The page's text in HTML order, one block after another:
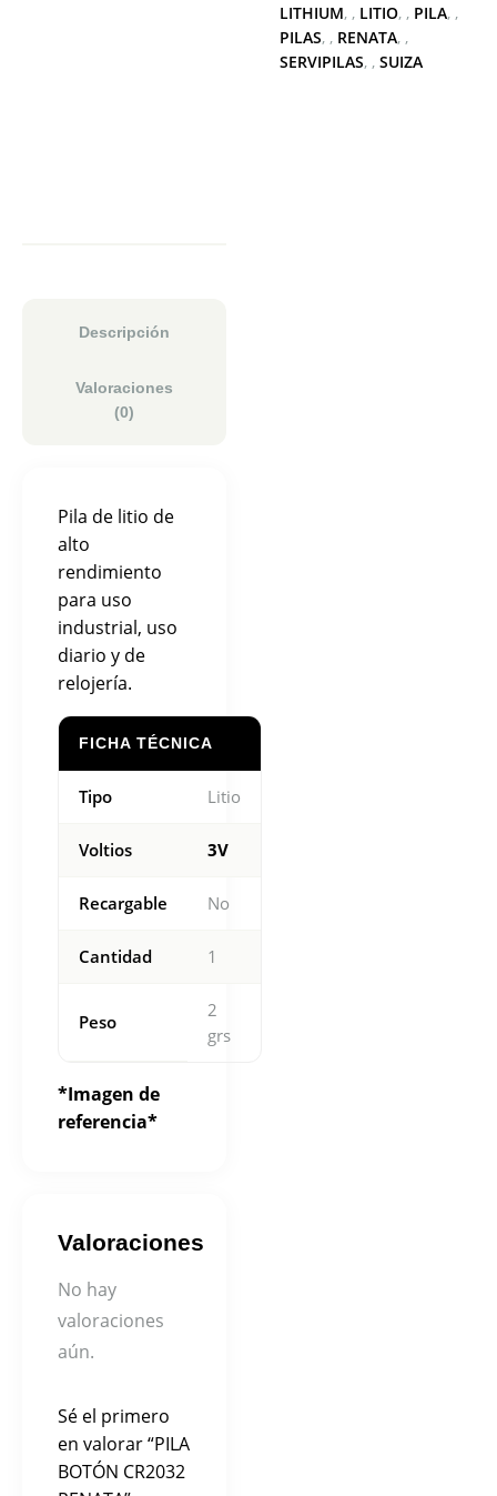
LITHIUM , LITIO , PILA ,
PILAS , RENATA ,
SERVIPILAS , SUIZA
Descripción
Valoraciones
(0)
Pila de litio de
alto
rendimiento
para uso
industrial, uso
diario y de
relojería.
FICHA TÉCNICA
Tipo Litio
Voltios 3V
Recargable No
Cantidad 1
Peso
2
grs
*Imagen de
referencia*
Valoraciones
No hay
valoraciones
aún.
Sé el primero
en valorar “PILA
BOTÓN CR2032